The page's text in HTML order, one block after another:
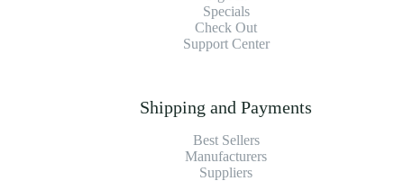
Specials
Check Out
Support Center
Shipping and Payments
Best Sellers
Manufacturers
Suppliers